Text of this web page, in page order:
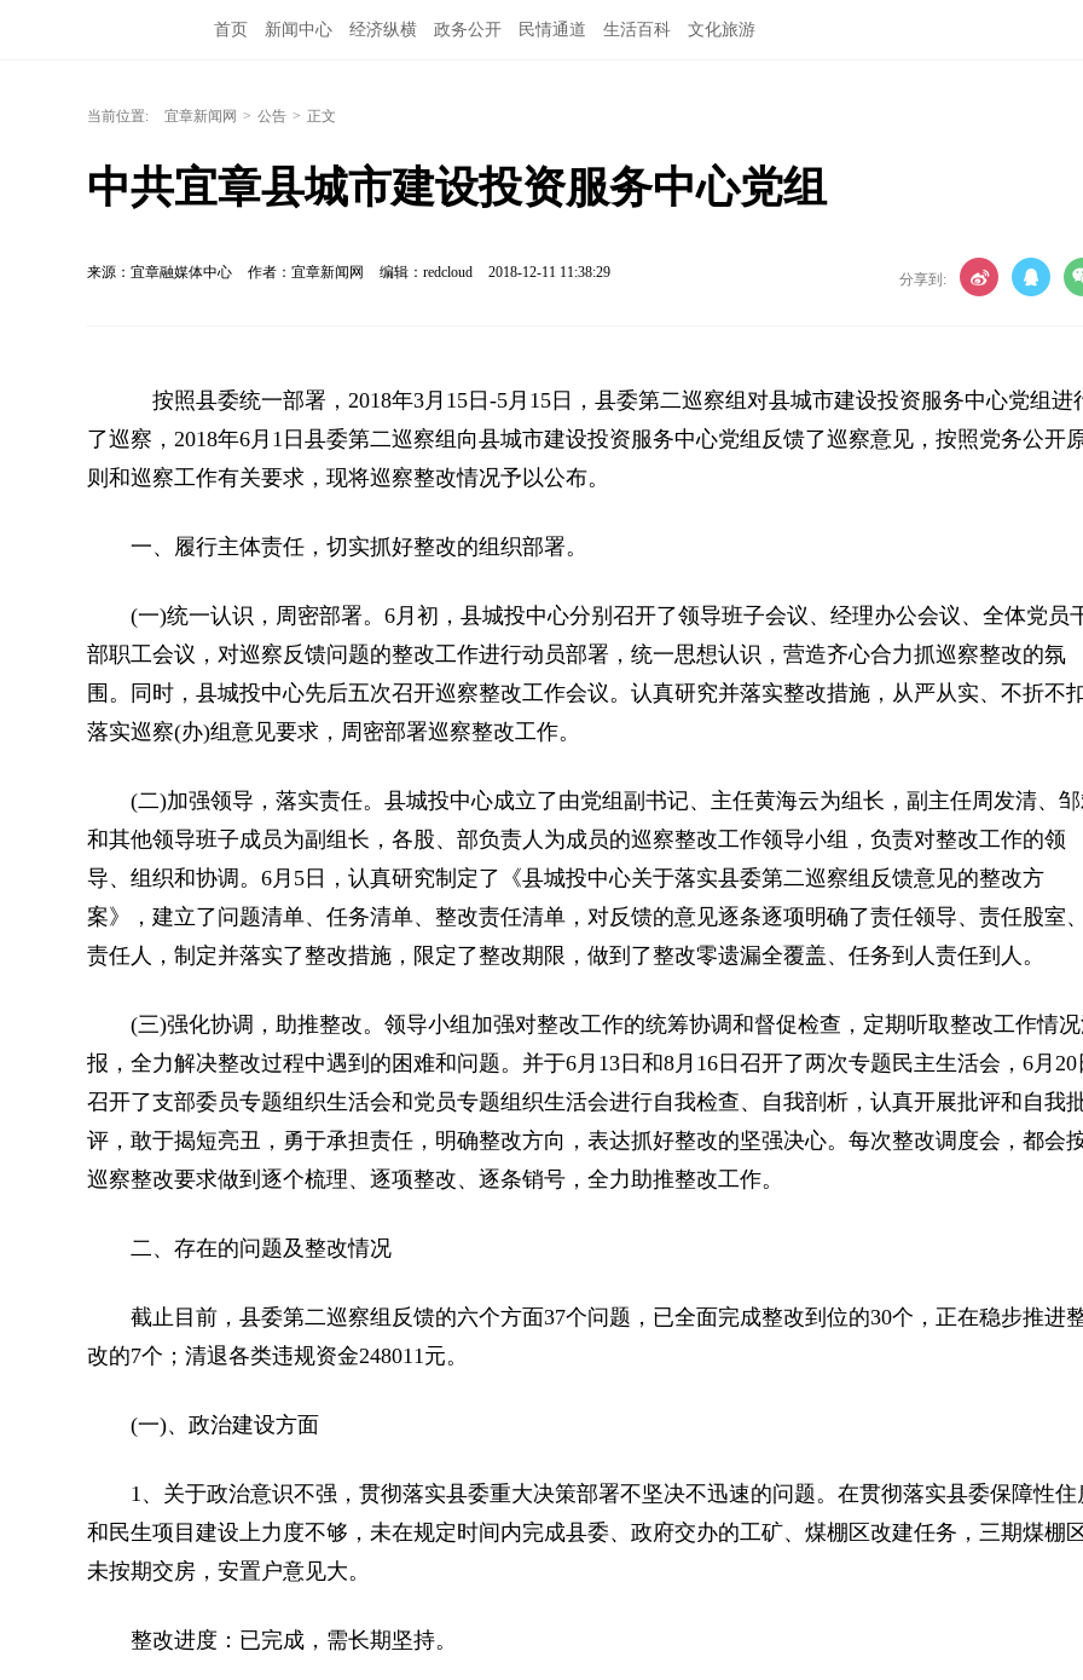
首页 新闻中心 经济纵横 政务公开 民情通道 生活百科 文化旅游
当前位置: 宜章新闻网 > 公告 > 正文
中共宜章县城市建设投资服务中心党组
来源：宜章融媒体中心 作者：宜章新闻网 编辑：redcloud 2018-12-11 11:38:29 分享到:
按照县委统一部署，2018年3月15日-5月15日，县委第二巡察组对县城市建设投资服务中心党组进
了巡察，2018年6月1日县委第二巡察组向县城市建设投资服务中心党组反馈了巡察意见，按照党务公开
则和巡察工作有关要求，现将巡察整改情况予以公布。
一、履行主体责任，切实抓好整改的组织部署。
(一)统一认识，周密部署。6月初，县城投中心分别召开了领导班子会议、经理办公会议、全体党员
部职工会议，对巡察反馈问题的整改工作进行动员部署，统一思想认识，营造齐心合力抓巡察整改的氛
围。同时，县城投中心先后五次召开巡察整改工作会议。认真研究并落实整改措施，从严从实、不折不
落实巡察(办)组意见要求，周密部署巡察整改工作。
(二)加强领导，落实责任。县城投中心成立了由党组副书记、主任黄海云为组长，副主任周发清、
和其他领导班子成员为副组长，各股、部负责人为成员的巡察整改工作领导小组，负责对整改工作的领
导、组织和协调。6月5日，认真研究制定了《县城投中心关于落实县委第二巡察组反馈意见的整改方
案》，建立了问题清单、任务清单、整改责任清单，对反馈的意见逐条逐项明确了责任领导、责任股室、
责任人，制定并落实了整改措施，限定了整改期限，做到了整改零遗漏全覆盖、任务到人责任到人。
(三)强化协调，助推整改。领导小组加强对整改工作的统筹协调和督促检查，定期听取整改工作情况
报，全力解决整改过程中遇到的困难和问题。并于6月13日和8月16日召开了两次专题民主生活会，6月20
召开了支部委员专题组织生活会和党员专题组织生活会进行自我检查、自我剖析，认真开展批评和自我
评，敢于揭短亮丑，勇于承担责任，明确整改方向，表达抓好整改的坚强决心。每次整改调度会，都会
巡察整改要求做到逐个梳理、逐项整改、逐条销号，全力助推整改工作。
二、存在的问题及整改情况
截止目前，县委第二巡察组反馈的六个方面37个问题，已全面完成整改到位的30个，正在稳步推进
改的7个；清退各类违规资金248011元。
(一)、政治建设方面
1、关于政治意识不强，贯彻落实县委重大决策部署不坚决不迅速的问题。在贯彻落实县委保障性住
和民生项目建设上力度不够，未在规定时间内完成县委、政府交办的工矿、煤棚区改建任务，三期煤棚区
未按期交房，安置户意见大。
整改进度：已完成，需长期坚持。